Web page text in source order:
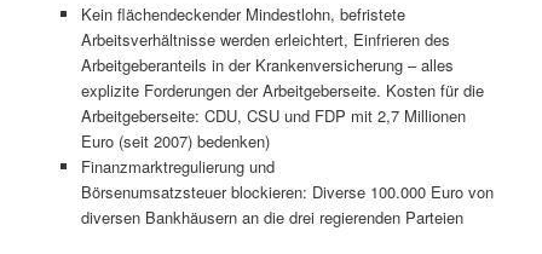
Kein flächendeckender Mindestlohn, befristete
Arbeitsverhältnisse werden erleichtert, Einfrieren des
Arbeitgeberanteils in der Krankenversicherung – alles
explizite Forderungen der Arbeitgeberseite. Kosten für die
Arbeitgeberseite: CDU, CSU und FDP mit 2,7 Millionen
Euro (seit 2007) bedenken)
Finanzmarktregulierung und
Börsenumsatzsteuer blockieren: Diverse 100.000 Euro von
diversen Bankhäusern an die drei regierenden Parteien